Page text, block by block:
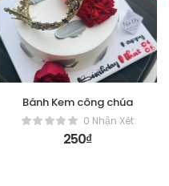
Bánh Kem công chúa
0 Nhận Xét
250₫